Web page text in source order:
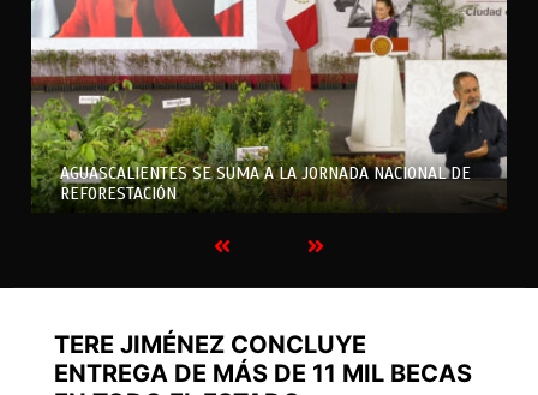
AGUASCALIENTES SE SUMA A LA JORNADA NACIONAL DE
REFORESTACIÓN
TERE JIMÉNEZ CONCLUYE
ENTREGA DE MÁS DE 11 MIL BECAS